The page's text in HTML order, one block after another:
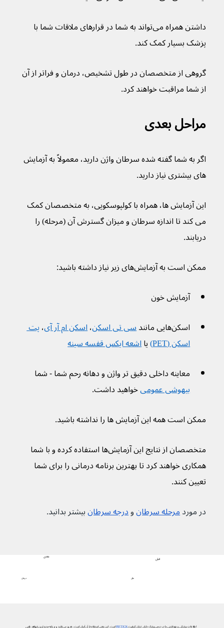
داشتن همراه می‌تواند به شما در قرارهای ملاقات شما با
پزشک بسیار کمک کند.
گروهی از متخصصان در طول تشخیص، درمان و فراتر از آن
از شما مراقبت خواهند کرد.
مراحل بعدی
اگر به شما گفته شده سرطان واژن دارید، معمولاً به آزمایش
های بیشتری نیاز دارید.
این آزمایش ها، همراه با کولپوسکوپی، به متخصصان کمک
می کند تا اندازه سرطان و میزان گسترش آن (مرحله) را
دریابند.
ممکن است به آزمایش‌های زیر نیاز داشته باشید:
آزمایش خون
اسکن‌هایی مانند
سی تی اسکن، اسکن ام آر آی، پت
اسکن (PET)
یا اشعه ایکس قفسه سینه
معاینه داخلی دقیق تر واژن و دهانه رحم شما - شما
بیهوشی عمومی خواهید داشت.
ممکن است همه این آزمایش ها را نداشته باشید.
متخصصان از نتایج این آزمایش‌ها استفاده کرده و با شما
همکاری خواهند کرد تا بهترین برنامه درمانی را برای شما
تعیین کنند.
در مورد مرحله سرطان و درجه سرطان بیشتر بدانید.
درمان
بعدی
علل
قبلی
اطلاعات پزشکی و بهداشتی ما در دیجی‌پزشک دارای نشان کیفیتPIF TICKاست. این یعنی استفاده از آن آسان است، به‌روز می‌باشد و بر پایه جدیدترین شواهد علمی